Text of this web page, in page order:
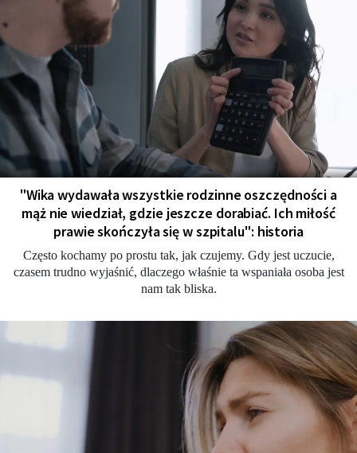
"Wika wydawała wszystkie rodzinne oszczędności a
mąż nie wiedział, gdzie jeszcze dorabiać. Ich miłość
prawie skończyła się w szpitalu": historia
Często kochamy po prostu tak, jak czujemy. Gdy jest uczucie,
czasem trudno wyjaśnić, dlaczego właśnie ta wspaniała osoba jest
nam tak bliska.